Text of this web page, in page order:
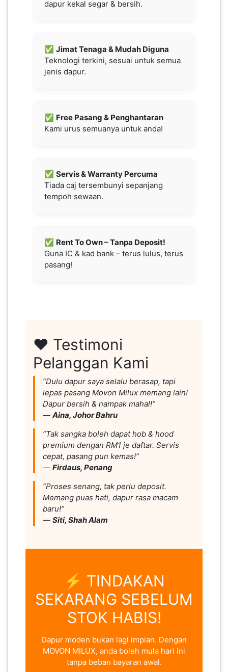
dapur kekal segar & bersih.
✅Jimat Tenaga & Mudah Diguna
Teknologi terkini, sesuai untuk semua
jenis dapur.
✅ Free Pasang & Penghantaran
Kami urus semuanya untuk anda!
✅Servis & Warranty Percuma
Tiada caj tersembunyi sepanjang
tempoh sewaan.
✅ Rent To Own – Tanpa Deposit!
Guna IC & kad bank – terus lulus, terus
pasang!
❤️ Testimoni
Pelanggan Kami
“Dulu dapur saya selalu berasap, tapi
lepas pasang Movon Milux memang lain!
Dapur bersih & nampak mahal!”
— Aina, Johor Bahru
“Tak sangka boleh dapat hob & hood
premium dengan RM1 je daftar. Servis
cepat, pasang pun kemas!”
— Firdaus, Penang
“Proses senang, tak perlu deposit.
Memang puas hati, dapur rasa macam
baru!”
— Siti, Shah Alam
⚡ TINDAKAN
SEKARANG SEBELUM
STOK HABIS!
Dapur moden bukan lagi impian. Dengan
MOVON MILUX, anda boleh mula hari ini
tanpa beban bayaran awal.
LUMPUR(16)
LABUAN(2)
SINGAPORE(0)